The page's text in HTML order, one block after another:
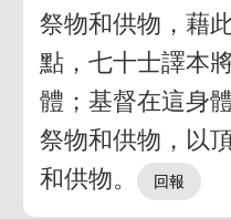
祭物和供物，藉
點，七十士譯本
體；基督在這身
祭物和供物，以
和供物。